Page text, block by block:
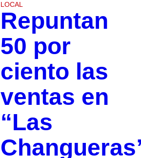
LOCAL
Repuntan
50 por
ciento las
ventas en
“Las